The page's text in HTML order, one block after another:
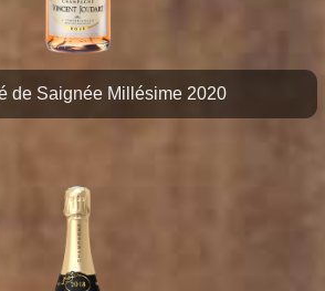
de Saignée Millésime 2020